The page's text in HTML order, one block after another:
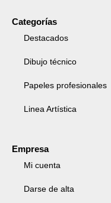
Categorías
Destacados
Dibujo técnico
Papeles profesionales
Linea Artística
Empresa
Mi cuenta
Darse de alta